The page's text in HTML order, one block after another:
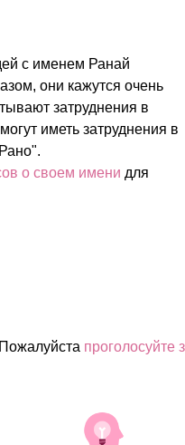
с именем Ранай
они кажутся очень
затруднения в
иметь затруднения в
о своем имени для
проголосуйте